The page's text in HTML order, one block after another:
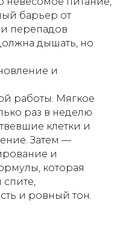
барьер от
перепадов
дышать, но
и
работы. Мягкое
раз в неделю
клетки и
Затем —
и
которая
спите,
и ровный тон.